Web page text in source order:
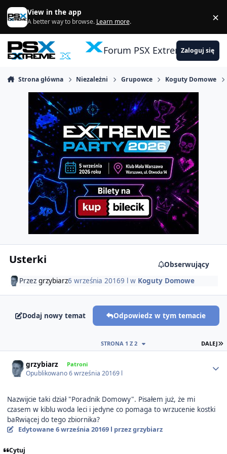
Skocz do zawartości
View in the app
A better way to browse. Learn more. ×
Forum PSX ExtremeZaloguj się
Strona główna Niezależni Grupowce Koguty Domowe
Usterki
Obserwujący
Przez grzybiarz6 września 20169 l w Koguty Domowe
Dodaj nowy temat Odpowiedz w tym temacie
DALEJ
STRONA 1 Z 2
grzybiarz Patroni
Opublikowano6 września 20169 l
Nazwijcie taki dział "Poradnik Domowy". Pisałem już, że mi
czasem w kiblu woda leci i jedyne co pomaga to wrzucenie kostki
baRwiącej do tego zbiornika?
Edytowane 6 września 20169 l przez grzybiarz
Cytuj